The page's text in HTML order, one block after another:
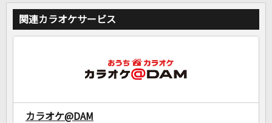
関連カラオケサービス
カラオケ@DAM